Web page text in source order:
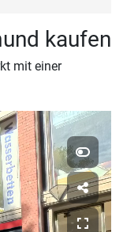
kaufen
mit einer